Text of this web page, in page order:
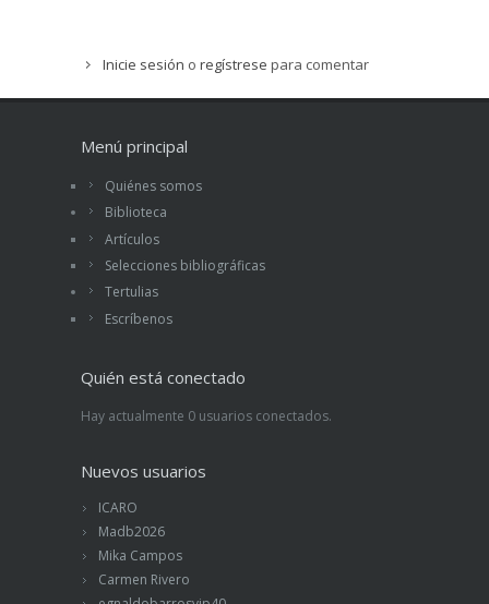
Inicie sesión o regístrese para comentar
Menú principal
Quiénes somos
Biblioteca
Artículos
Selecciones bibliográficas
Tertulias
Escríbenos
Quién está conectado
Hay actualmente 0 usuarios conectados.
Nuevos usuarios
ICARO
Madb2026
Mika Campos
Carmen Rivero